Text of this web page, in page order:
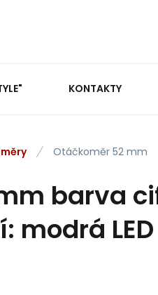
KONTAKTY
Otáčkoměr 52 mm
barva
modrá LED